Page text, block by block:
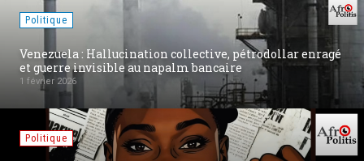
Politique
Venezuela : Hallucination collective, pétrodollar enragé
et guerre invisible au napalm bancaire
1 février 2026
Politique